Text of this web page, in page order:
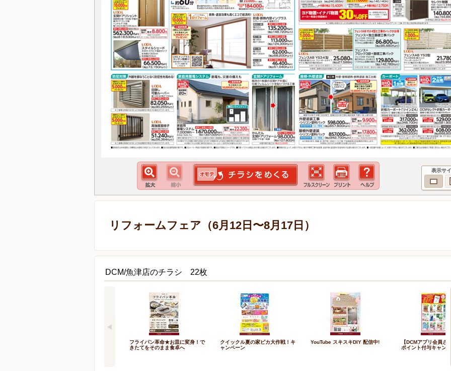
表示サ
リフォームフェア（6月12日〜8月17日）
DCM/魚津店のチラシ 22枚
フライパン革命★お皿に変身！で
きたてをそのまま食卓へ
クイックル夏の家ピカ大作戦！キ
ャンペーン
YouTube スキスキDIY 配信中!
【DCMアプリ会員さ
ポイント付与キャンペ